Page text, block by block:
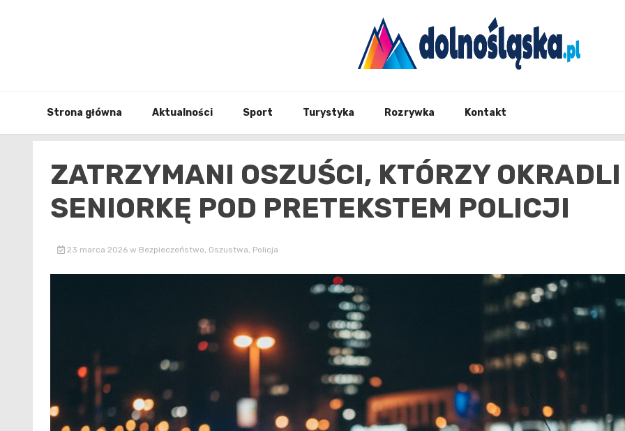
Strona główna Aktualności Sport Turystyka Rozrywka Kontakt
ZATRZYMANI OSZUŚCI, KTÓRZY OKRADLI
SENIORKĘ POD PRETEKSTEM POLICJI
23 marca 2026 w Bezpieczeństwo, Oszustwa, Policja